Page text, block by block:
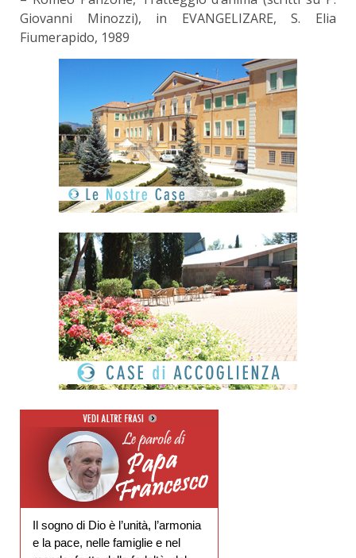
Giovanni Minozzi), in EVANGELIZARE, S. Elia
Fiumerapido, 1989
Il sogno di Dio è l’unità, l’armonia
e la pace, nelle famiglie e nel